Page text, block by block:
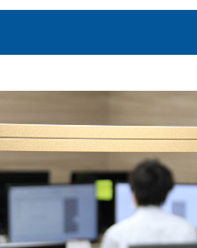
会員サービス&オ
MIRAIZ
ミライズプラス